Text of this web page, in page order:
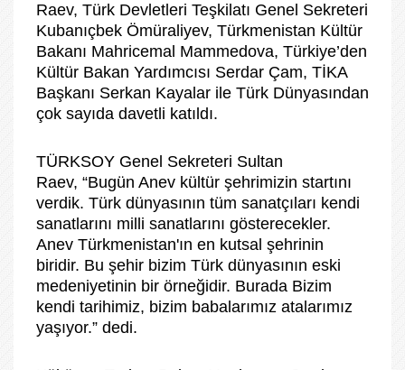
Raev, Türk Devletleri Teşkilatı Genel Sekreteri
Kubanıçbek Ömüraliyev, Türkmenistan Kültür
Bakanı Mahricemal Mammedova, Türkiye’den
Kültür Bakan Yardımcısı Serdar Çam, TİKA
Başkanı Serkan Kayalar ile Türk Dünyasından
çok sayıda davetli katıldı.
TÜRKSOY Genel Sekreteri Sultan
Raev, “Bugün Anev kültür şehrimizin startını
verdik. Türk dünyasının tüm sanatçıları kendi
sanatlarını milli sanatlarını gösterecekler.
Anev Türkmenistan'ın en kutsal şehrinin
biridir. Bu şehir bizim Türk dünyasının eski
medeniyetinin bir örneğidir. Burada Bizim
kendi tarihimiz, bizim babalarımız atalarımız
yaşıyor.” dedi.